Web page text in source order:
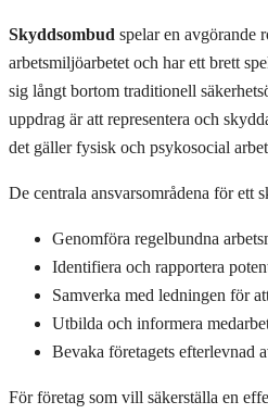
Skyddsombud spelar en avgörande
arbetsmiljöarbetet och har ett brett
sig långt bortom traditionell
uppdrag är att representera och
det gäller fysisk och psykosocial
De centrala ansvarsområdena för ett
Genomföra regelbundna
Identifiera och rapportera
Samverka med ledningen för
Utbilda och informera
Bevaka företagets efterlevnad
För företag som vill säkerställa en